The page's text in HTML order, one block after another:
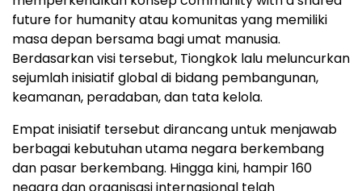
future for humanity atau komunitas yang memiliki
masa depan bersama bagi umat manusia.
Berdasarkan visi tersebut, Tiongkok lalu meluncurkan
sejumlah inisiatif global di bidang pembangunan,
keamanan, peradaban, dan tata kelola.
Empat inisiatif tersebut dirancang untuk menjawab
berbagai kebutuhan utama negara berkembang
dan pasar berkembang. Hingga kini, hampir 160